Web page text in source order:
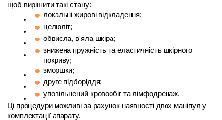
щоб вирішити такі стану:
локальні жирові відкладення;
целюліт;
обвисла, в'яла шкіра;
знижена пружність та еластичність шкірного
покриву;
зморшки;
друге підборіддя;
уповільнений кровообіг та лімфодренаж.
Ці процедури можливі за рахунок наявності двох маніпул у
комплектації апарату.